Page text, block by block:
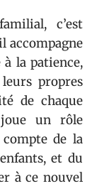
c’est
accompagne
la patience,
propres
de chaque
un rôle
de la
et du
à ce nouvel